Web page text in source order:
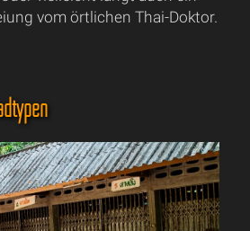
vom örtlichen Thai-Doktor.